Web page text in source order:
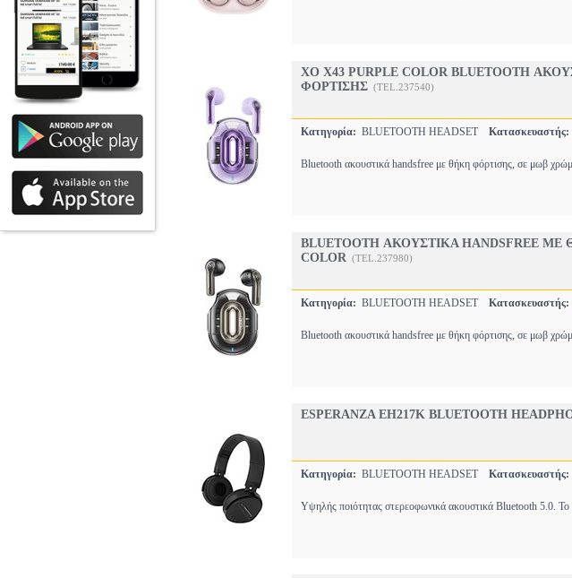
XO X43 PURPLE COLOR BLUETOOTH
ΦΟΡΤΙΣΗΣ (TEL.237540)
Κατηγορία: BLUETOOTH HEADSET Κατασκευαστής:
Bluetooth ακουστικά handsfree με θήκη φόρτισης, σε μωβ
BLUETOOTH ΑΚΟΥΣΤΙΚΑ HANDSFREE
COLOR (TEL.237980)
Κατηγορία: BLUETOOTH HEADSET Κατασκευαστής:
Bluetooth ακουστικά handsfree με θήκη φόρτισης, σε μωβ
ESPERANZA EH217K BLUETOOTH
Κατηγορία: BLUETOOTH HEADSET Κατασκευαστής:
Υψηλής ποιότητας στερεοφωνικά ακουστικά Bluetooth 5.0. Το